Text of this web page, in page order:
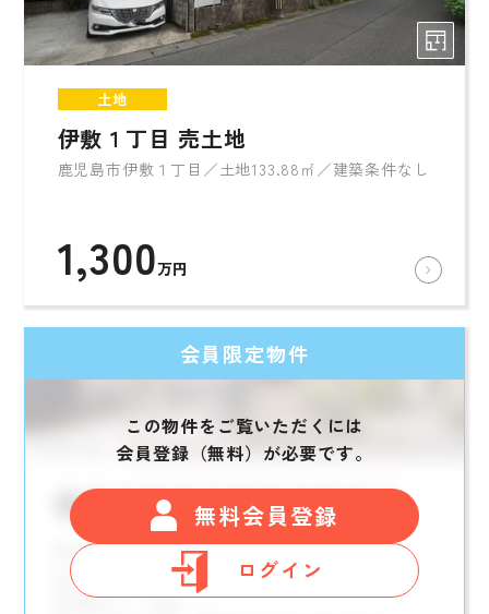
土地
伊敷１丁目 売土地
鹿児島市伊敷１丁目／土地133.88㎡／建築条件なし
1,300万円
会員限定物件
この物件をご覧いただくには
会員登録（無料）が必要です。
無料会員登録
ログイン